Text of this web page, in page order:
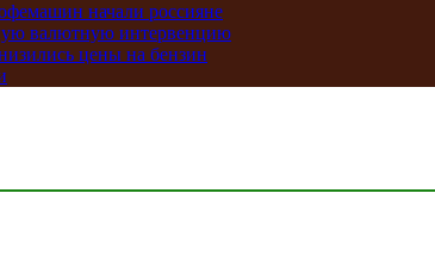
начали россияне
валютную интервенцию
цены на бензин